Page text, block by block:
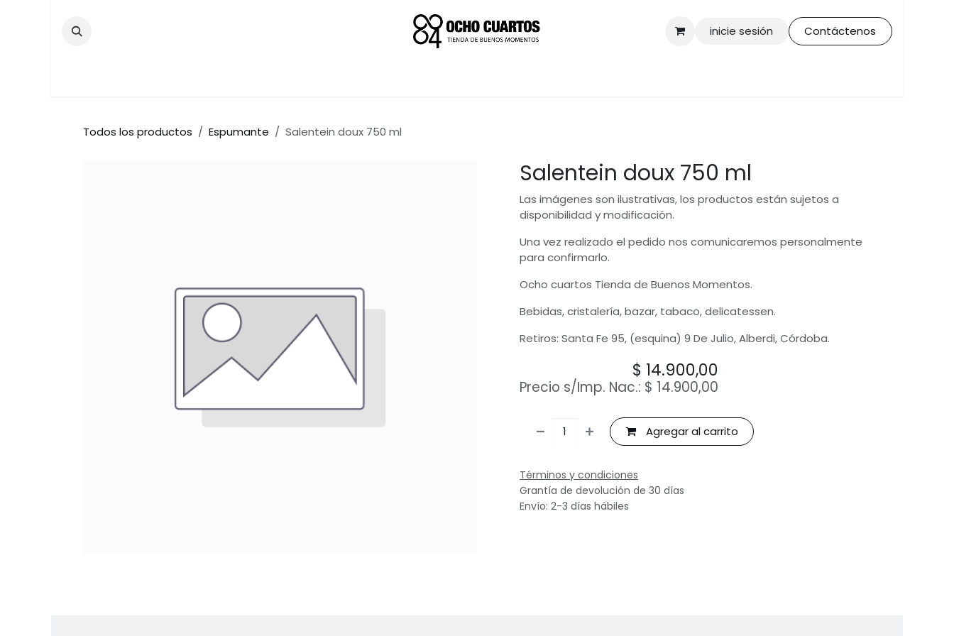
inicie sesión
Contáctenos
Todos los productos Espumante Salentein doux 750 ml
Salentein doux 750 ml
Las imágenes son ilustrativas, los productos están sujetos a
disponibilidad y modificación.
Una vez realizado el pedido nos comunicaremos personalmente
para confirmarlo.
Ocho cuartos Tienda de Buenos Momentos.
Bebidas, cristalería, bazar, tabaco, delicatessen.
Retiros: Santa Fe 95, (esquina) 9 De Julio, Alberdi, Córdoba.
$ 14.900,00
Precio s/Imp. Nac.: $ 14.900,00
Agregar al carrito
Términos y condiciones
Grantía de devolución de 30 días
Envío: 2-3 días hábiles